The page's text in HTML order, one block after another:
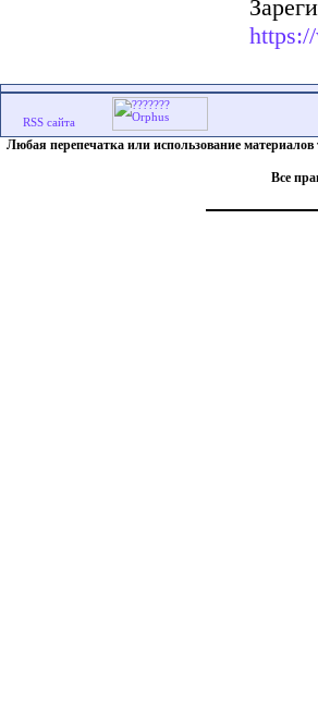
Любая перепечатка или использование материалов
Все